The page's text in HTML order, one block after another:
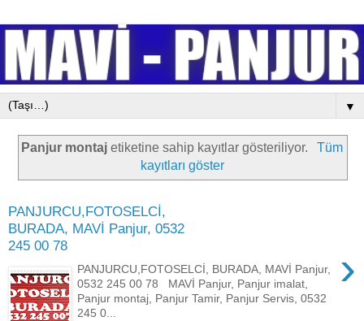
▼
Panjur montaj etiketine sahip kayıtlar gösteriliyor.
Tüm
kayıtları göster
PANJURCU,FOTOSELCİ,
BURADA, MAVİ Panjur, 0532
245 00 78
›
PANJURCU,FOTOSELCİ, BURADA, MAVİ Panjur,
0532 245 00 78 MAVİ Panjur, Panjur imalat,
Panjur montaj, Panjur Tamir, Panjur Servis, 0532
245 0...